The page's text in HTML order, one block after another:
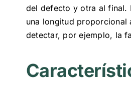
del defecto y otra al final.
una longitud
detectar, por ejemplo, la